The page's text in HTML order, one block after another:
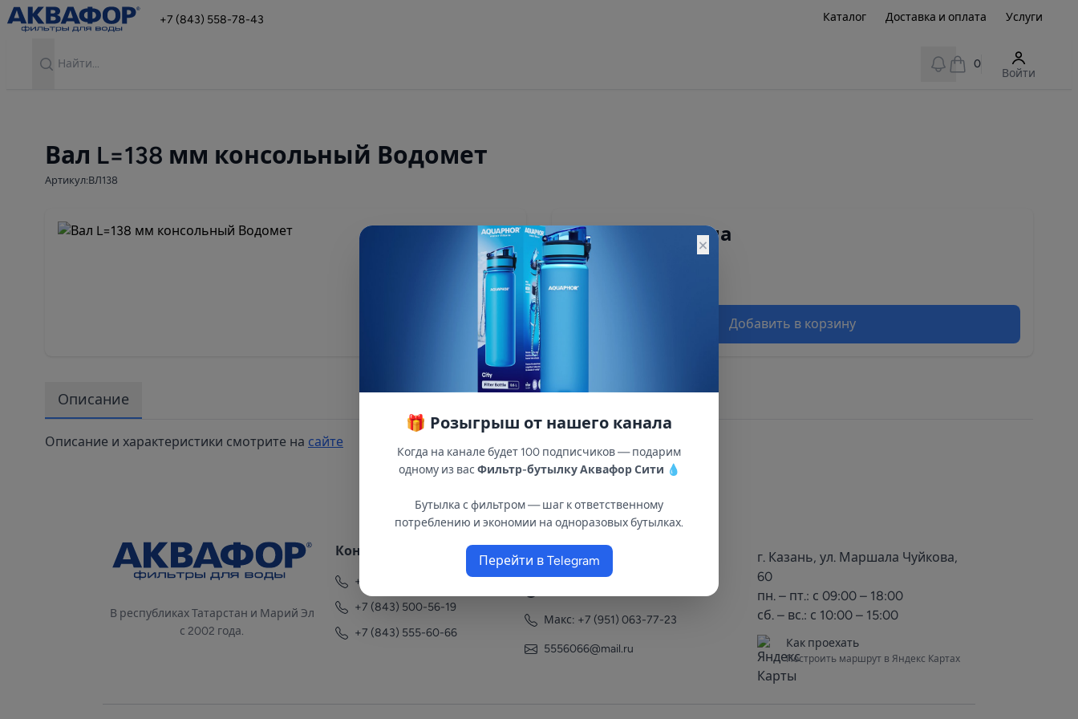
+7 (843) 558-78-43 Каталог Доставка и оплата Услуги
View notifications
0
Войти
Вал L=138 мм консольный Водомет
Артикул:ВЛ138
Цена не указана
Остатки:
Добавить в корзину
Описание
Описание и характеристики смотрите на сайте
В республиках Татарстан и Марий Эл
с 2002 года.
Контакты
+7 (843) 558-78-43
+7 (843) 500-56-19
+7 (843) 555-60-66
+7 (951) 063-77-23
Макс: +7 (951) 063-77-23
5556066@mail.ru
г. Казань, ул. Маршала Чуйкова,
60
пн. – пт.: с 09:00 – 18:00
сб. – вс.: с 10:00 – 15:00
Как проехать
Построить маршрут в Яндекс Картах
×
🎁 Розыгрыш от нашего канала
Когда на канале будет 100 подписчиков — подарим
одному из вас Фильтр-бутылку Аквафор Сити 💧
Бутылка с фильтром — шаг к ответственному
потреблению и экономии на одноразовых бутылках.
Перейти в Telegram